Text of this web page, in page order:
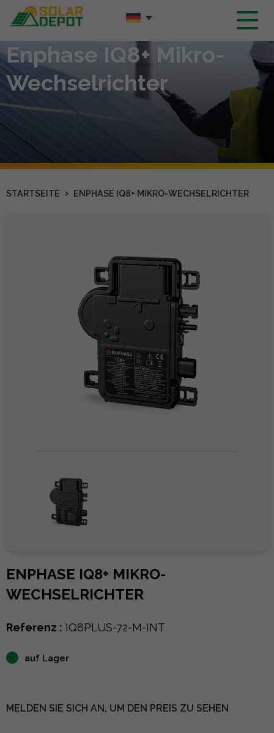
Hauptinhalt
Enphase IQ8+ Mikro-
Wechselrichter
STARTSEITE › ENPHASE IQ8+ MIKRO-WECHSELRICHTER
ENPHASE IQ8+ MIKRO-
WECHSELRICHTER
Referenz : IQ8PLUS-72-M-INT
auf Lager
MELDEN SIE SICH AN, UM DEN PREIS ZU SEHEN